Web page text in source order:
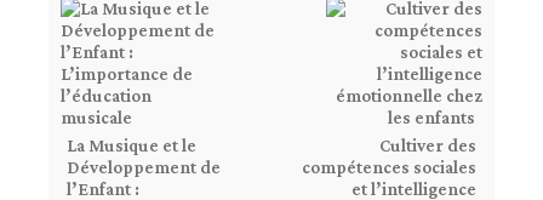
La Musique et le
Développement de
l’Enfant :
Cultiver des
compétences sociales
et l’intelligence